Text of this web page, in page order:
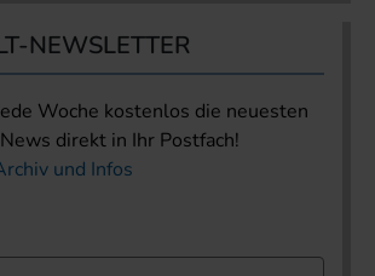
NEWSLETTER
Woche kostenlos die neuesten
direkt in Ihr Postfach!
und Infos